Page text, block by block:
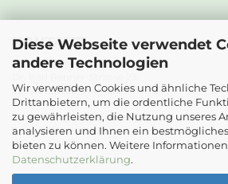
Diese Webseite verwendet
andere Technologien
Wir verwenden Cookies und ähnliche
Drittanbietern, um die ordentliche
zu gewährleisten, die Nutzung unseres
analysieren und Ihnen ein
bieten zu können. Weitere
Datenschutzerklärung.
KONTAKT
Die Papierwerkstatt
2232 Deutsch-Wagram
Email: info@diepapierwerkstatt.at
Tel. +43 664 5261978
Kontaktformular